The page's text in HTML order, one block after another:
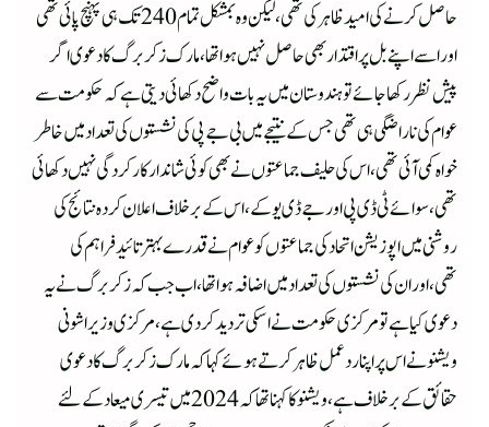
حاصل کرنے کی امید ظاہر کی تھی، لیکن وہ بمشکل تمام 240 تک ہی پہنچ پائی تھی
اور اسے اپنے بل پر اقتدار بھی حاصل نہیں ہوا تھا،مارک زکربرگ کا دعوی اگر
پیش نظر رکھا جائے تو ہندوستان میں یہ بات واضح دکھائی دیتی ہے کہ حکومت سے
عوام کی ناراضگی ہی تھی جس کے نتیجے میں بی جے پی کی نشستوں کی تعداد میں خاطر
خواہ کمی آئی تھی،اس کی حلیف جماعتوں نے بھی کوئی شاندار کارکردگی نہیں دکھائی
تھی،سوائے ٹی ڈی پی اور جے ڈی یو کے،اس کے برخلاف اعلان کردہ نتائج کی
روشنی میں اپوزیشن اتحاد کی جماعتوں کو عوام نے قدرے بہتر تائید فراہم کی
تھی،اور ان کی نشستوں کی تعداد میں اضافہ ہوا تھا،اب جب کہ زکر برگ نے یہ
دعوی کیا ہے تو مرکزی حکومت نے اسکی تردید کردی ہے،مرکزی وزیر اشونی
ویشنو نے اس پر اپنا ردعمل ظاہرکرتے ہوئے کہا کہ مارک زکر برگ کا دعوی
حقائق کے برخلاف ہے، ویشنو کا کہناتھا کہ 2024 میں تیسری میعاد کےلئے